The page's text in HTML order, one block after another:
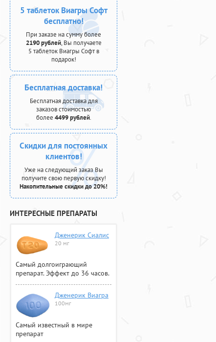
5 таблеток Виагры Софт
бесплатно!
При заказе на сумму более
2190 рублей, Вы получаете
5 таблеток Виагры Софт в
подарок!
Бесплатная доставка!
Бесплатная доставка для
заказов стоимостью
более 4499 рублей.
Скидки для постоянных
клиентов!
Уже на следующий заказ Вы
получите свою первую скидку!
Накопительные скидки до 20%!
ИНТЕРЕСНЫЕ ПРЕПАРАТЫ
Дженерик Сиалис
20 мг
Самый долгоиграющий
препарат. Эффект до 36 часов.
Дженерик Виагра
100мг
Самый известный в мире
препарат